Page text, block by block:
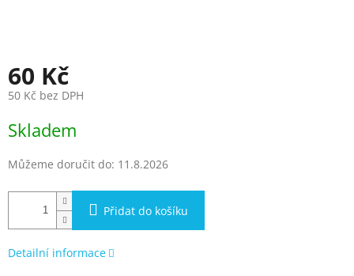
60 Kč
50 Kč bez DPH
cena:
Skladem
Můžeme doručit do: 11.8.2026
Přidat do košíku
Detailní informace